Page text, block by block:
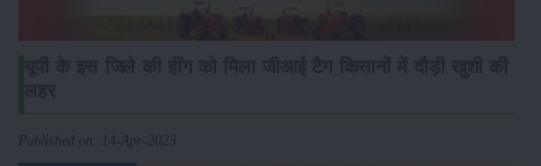
Published on: 14-Apr-2023